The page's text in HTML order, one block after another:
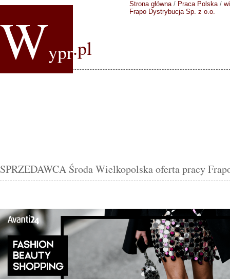
Wypr.pl
Strona główna/ Praca Polska/
Frapo Dystrybucja Sp. z o.o.
SPRZEDAWCA Środa Wielkopolska oferta pracy